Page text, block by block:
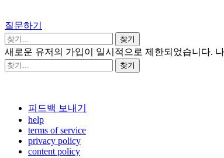
질문하기
새로운 유저의 가입이 일시적으로 제한되었습니다.
피드백 보내기
help
terms of service
privacy policy
content policy